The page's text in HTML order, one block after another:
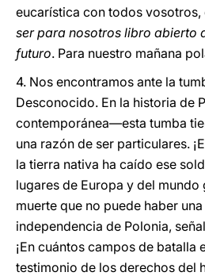
eucarística con todos vosotros,
ser para nosotros libro abierto
futuro. Para nuestro mañana
4. Nos encontramos ante la
Desconocido. En la historia de
contemporánea—esta tumba
una razón de ser particulares.
la tierra nativa ha caído ese
lugares de Europa y del mundo
muerte que no puede haber
independencia de Polonia,
¡En cuántos campos de batalla
testimonio de los derechos del